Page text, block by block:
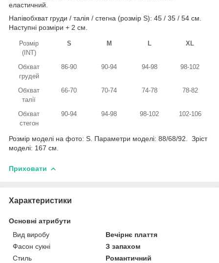
еластичний.
Напівобхват груди / талія / стегна (розмір S): 45 / 35 / 54 см.
Наступні розміри + 2 см.
Розмір
(INT)
S M L XL
Обхват
грудей
86-90 90-94 94-98 98-102
Обхват
талії
66-70 70-74 74-78 78-82
Обхват
стегон
90-94 94-98 98-102 102-106
Розмір моделі на фото: S. Параметри моделі: 88/68/92. Зріст
моделі: 167 см.
Приховати
Характеристики
Основні атрибути
Вид виробу
Вечірнє плаття
Фасон сукні
З запахом
Стиль
Романтичний